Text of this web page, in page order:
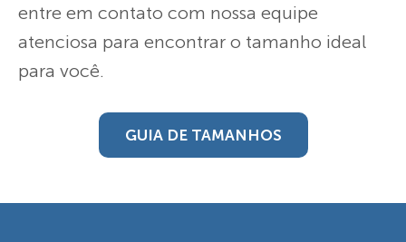
entre em contato com nossa equipe
atenciosa para encontrar o tamanho ideal
para você.
GUIA DE TAMANHOS